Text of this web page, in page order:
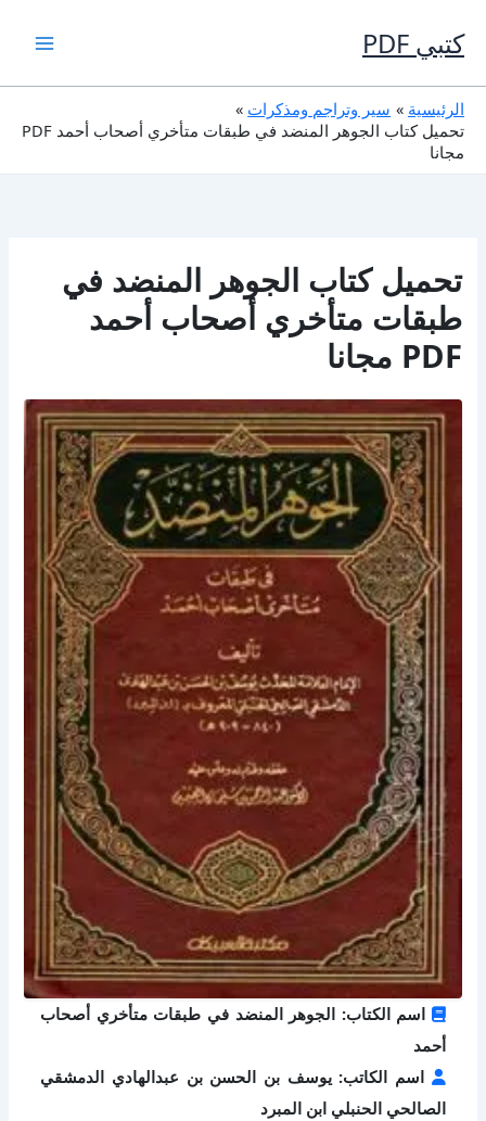
إلى
المحتوى
كتبي PDF
الرئيسية
سير وتراجم ومذكرات
تحميل كتاب الجوهر المنضد في طبقات متأخري أصحاب أحمد PDF
مجانا
تحميل كتاب الجوهر المنضد في
طبقات متأخري أصحاب أحمد
PDF مجانا
اسم الكتاب: الجوهر المنضد في طبقات متأخري أصحاب
أحمد
اسم الكاتب: يوسف بن الحسن بن عبدالهادي الدمشقي
الصالحي الحنبلي ابن المبرد